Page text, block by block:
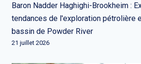
Baron Nadder Haghighi-Brookheim :
tendances de l'exploration pétrolière
bassin de Powder River
21 juillet 2026